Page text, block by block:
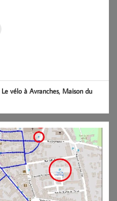
Le vélo à Avranches, Maison du